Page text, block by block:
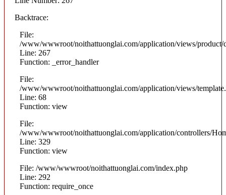
Backtrace:
File:
/www/wwwroot/noithattuonglai.com/application/views/product/
Line: 267
Function: _error_handler
File:
/www/wwwroot/noithattuonglai.com/application/views/
Line: 68
Function: view
File:
/www/wwwroot/noithattuonglai.com/application/controllers/
Line: 329
Function: view
File: /www/wwwroot/noithattuonglai.com/index.php
Line: 292
Function: require_once